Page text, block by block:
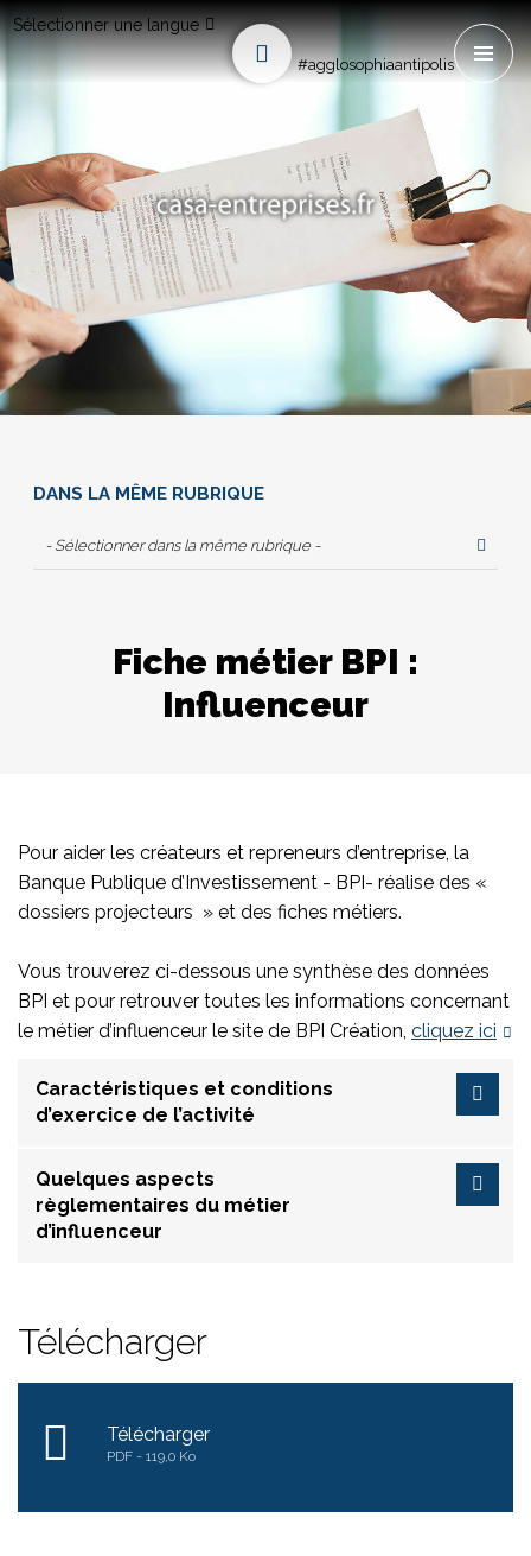
Sélectionner une langue
#agglosophiaantipolis
DANS LA MÊME RUBRIQUE
- Sélectionner dans la même rubrique -
Fiche métier BPI :
Influenceur
Pour aider les créateurs et repreneurs d’entreprise, la
Banque Publique d’Investissement - BPI- réalise des «
dossiers projecteurs » et des fiches métiers.
Vous trouverez ci-dessous une synthèse des données
BPI et pour retrouver toutes les informations concernant
le métier d’influenceur le site de BPI Création, cliquez ici
Caractéristiques et conditions
d’exercice de l’activité
Quelques aspects
règlementaires du métier
d’influenceur
Télécharger
Télécharger
PDF 119,0 Ko